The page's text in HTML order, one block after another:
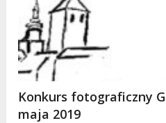
Konkurs fotograficzny
maja 2019